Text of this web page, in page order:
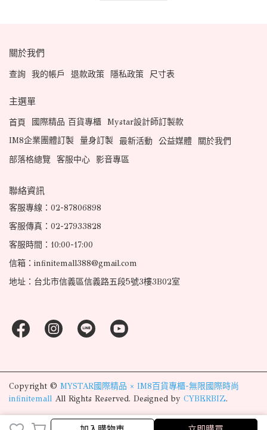
完成
關於我們
查詢 我的帳戶 退款政策 隱私政策 尺寸表
主選單
首頁 國際精品 百貨專櫃 Mystar設計師訂製款
IM8企業團體訂製 量身訂製 最新活動 公益媒體
關於我們
部落格總覽 客服中心 影音專區
聯絡資訊
客服專線：02-87806898
客服傳真：02-27933828
客服時間：10:00-17:00
信箱：infinitemall388@gmail.com
地址：台北市信義區信義路五段5號3樓3B02室
Copyright © MYSTAR國際精品 × IM8百貨專櫃-無限國際時尚
infinitemall All Rights Reserved. Designed by CYBERBIZ.